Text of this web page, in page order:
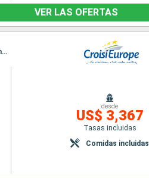
VER LAS OFERTAS
Itinerario : Ho Chi Minh-Ville, Chau Doc, Chao gao Canal, Cai Be, Sa Dec, Chau Doc, Phnom Penh, Kampong Chhnang, Tonle, Angkor
desde
US$ 3,367
Tasas incluidas
Comidas incluidas